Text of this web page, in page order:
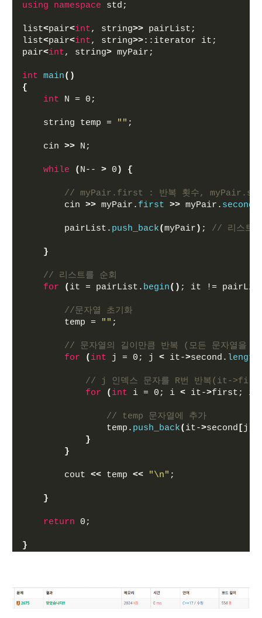
using namespace std;
list<pair<int, string>> pairList;
list<pair<int, string>>::iterator it;
pair<int, string> myPair;
int main()
{
int N = 0;
    string temp =
"" ;
    cin
>> N;
while ( N-- > 0 ) {
// myPair.first : 반복 횟수,
        cin
>> myPair. first >> myPair. second
        pairList.
push_back(myPair ) ; // 리스트
}
// 리스트를 순회
for
( it = pairList. begin() ; it !=
//문자열 초기화
        temp =
"" ;
// 문자열의 길이만큼 반복 (모든 문자열을 R
for
( int j = 0; j < it->second. length
// j 인덱스 문자를 R번 반복(it-
for
( int i = 0; i < it->first;
// temp 문자열에 추가
                temp.
push_back( it->second [j
}
}
        cout
<< temp << "\n" ;
}
return 0;
}